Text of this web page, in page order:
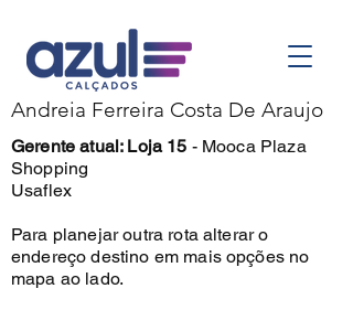
Andreia Ferreira Costa De Araujo
Gerente atual: Loja 15 - Mooca Plaza
Shopping
Usaflex
Para planejar outra rota alterar o
endereço destino em mais opções no
mapa ao lado.